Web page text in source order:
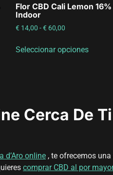
Flor CBD Cali Lemon 16%
Indoor
€ 14,00 -€ 60,00
Seleccionar opciones
Cerca De Ti
d’Aro online , te ofrecemos
comprar CBD al por